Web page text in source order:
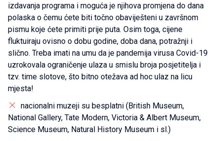
izdavanja programa i moguća je njihova promjena do dana
polaska o čemu ćete biti točno obaviješteni u završnom
pismu koje ćete primiti prije puta. Osim toga, cijene
fluktuiraju ovisno o dobu godine, doba dana, potražnji i
slično. Treba imati na umu da je pandemija virusa Covid-19
uzrokovala ograničenje ulaza u smislu broja posjetitelja i
tzv. time slotove, što bitno otežava ad hoc ulaz na licu
mjesta!
nacionalni muzeji su besplatni (British Museum,
National Gallery, Tate Modern, Victoria & Albert Museum,
Science Museum, Natural History Museum i sl.)